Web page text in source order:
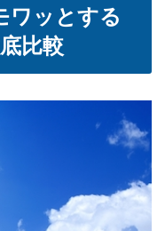
ワッとする
比較